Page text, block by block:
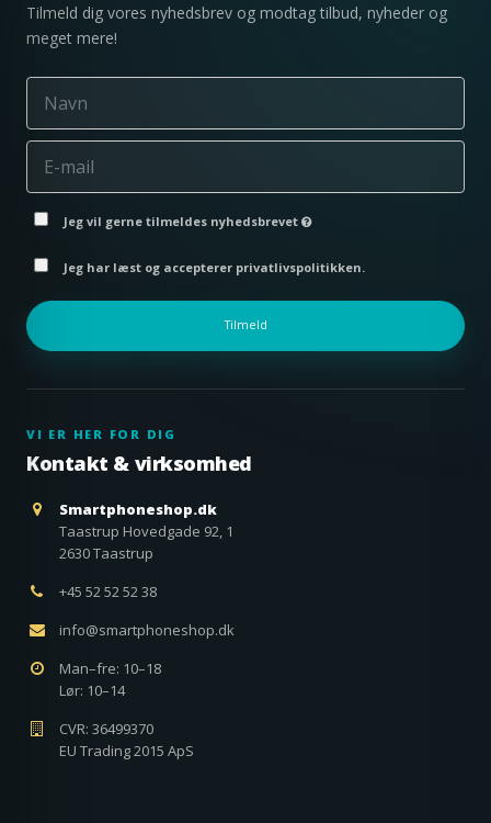
Tilmeld dig vores nyhedsbrev og modtag tilbud, nyheder og
meget mere!
Jeg vil gerne tilmeldes nyhedsbrevet
Jeg har læst og accepterer privatlivspolitikken.
Tilmeld
VI ER HER FOR DIG
Kontakt & virksomhed
Smartphoneshop.dk
Taastrup Hovedgade 92, 1
2630 Taastrup
+45 52 52 52 38
info@smartphoneshop.dk
Man–fre: 10–18
Lør: 10–14
CVR: 36499370
EU Trading 2015 ApS